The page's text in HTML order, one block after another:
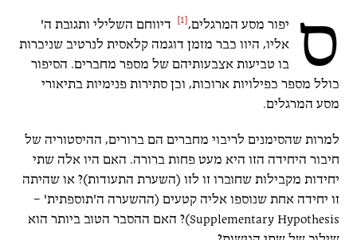
ס יפור מסע המרגלים,[1]
דיווחם השלילי ותגובת ה'
אליו, היוו כבר מזמן דוגמה קלאסית לנרטיב שניכרות
בו טביעות אצבעותיהם של מספר מחברים. הסיפור
כולל מספר כפילויות ארוכות, וכן סתירות פנימיות בתיאורי
מסע המרגלים.
למרות שהסימנים לריבוי מחברים הם ברורים, ההיסטוריה של
חיבור היחידה הזו היא מעט פחות ברורה. האם היו אלה שתי
יחידות מקבילות שחוברו זו לזו (השערת התעודות)? או שהיתה
זו יחידה אחת שנוספו אליה קטעים (ההשערה ה'תוספתית' –
Supplementary Hypothesis)? האם ההסבר הטוב ביותר הוא